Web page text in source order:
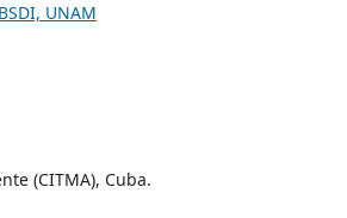
UNAM
(CITMA), Cuba.